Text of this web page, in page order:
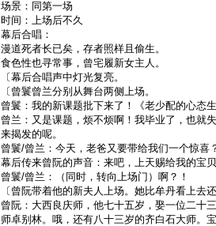
场景：同第一场
时间：上场后不久
幕后合唱：
漫道死者长已矣，存者照样且偷生。
食色性也寻常事，曾宅履新女主人。
〔幕后合唱声中灯光复亮。
〔曾鬟曾兰分别从舞台两侧上场。
曾鬟：我的新课题批下来了！《老少配的心态
曾兰：又是课题，烦不烦啊！我毕业了，也就
来揭发的呢。
曾鬟/曾兰：今天，老爸又要带给我们一个惊喜
幕后传来曾阮的声音：来吧，上天赐给我的宝
曾鬟/曾兰：（同时，转向上场门）啊？！
〔曾阮带着他的新夫人上场。她比牟丹看上
曾阮：大西良庆师，他七十五岁，娶一位二十
师卓别林。哦，还有八十三岁的齐白石大师。